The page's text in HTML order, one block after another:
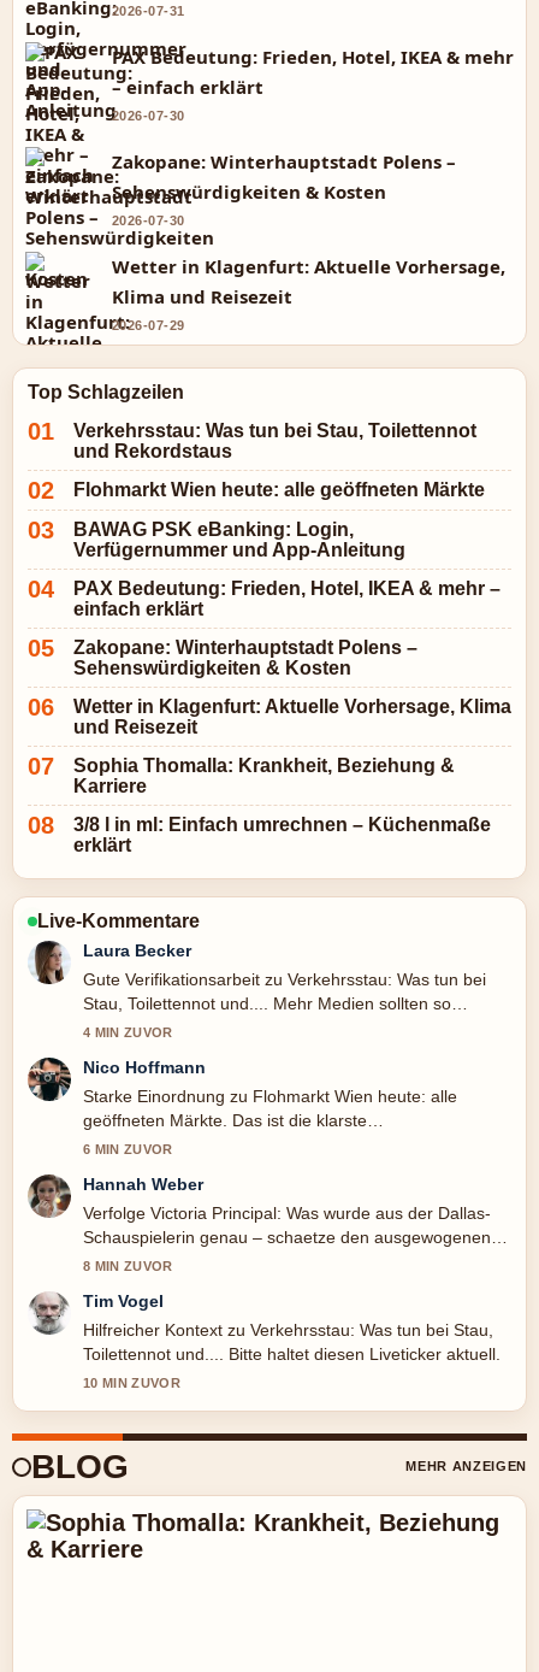
2026-07-31
PAX Bedeutung: Frieden, Hotel, IKEA & mehr
– einfach erklärt
2026-07-30
Zakopane: Winterhauptstadt Polens –
Sehenswürdigkeiten & Kosten
2026-07-30
Wetter in Klagenfurt: Aktuelle Vorhersage,
Klima und Reisezeit
2026-07-29
Top Schlagzeilen
Verkehrsstau: Was tun bei Stau, Toilettennot
und Rekordstaus
Flohmarkt Wien heute: alle geöffneten Märkte
BAWAG PSK eBanking: Login,
Verfügernummer und App-Anleitung
PAX Bedeutung: Frieden, Hotel, IKEA & mehr –
einfach erklärt
Zakopane: Winterhauptstadt Polens –
Sehenswürdigkeiten & Kosten
Wetter in Klagenfurt: Aktuelle Vorhersage, Klima
und Reisezeit
Sophia Thomalla: Krankheit, Beziehung &
Karriere
3/8 l in ml: Einfach umrechnen – Küchenmaße
erklärt
Live-Kommentare
Laura Becker
Gute Verifikationsarbeit zu Verkehrsstau: Was tun bei
Stau, Toilettennot und.... Mehr Medien sollten so
schreiben.
4 MIN ZUVOR
Nico Hoffmann
Starke Einordnung zu Flohmarkt Wien heute: alle
geöffneten Märkte. Das ist die klarste
Zusammenfassung, die ich heute gesehen habe.
6 MIN ZUVOR
Hannah Weber
Verfolge Victoria Principal: Was wurde aus der Dallas-
Schauspielerin genau – schaetze den ausgewogenen
Ton hier.
8 MIN ZUVOR
Tim Vogel
Hilfreicher Kontext zu Verkehrsstau: Was tun bei Stau,
Toilettennot und.... Bitte haltet diesen Liveticker aktuell.
10 MIN ZUVOR
BLOG MEHR ANZEIGEN